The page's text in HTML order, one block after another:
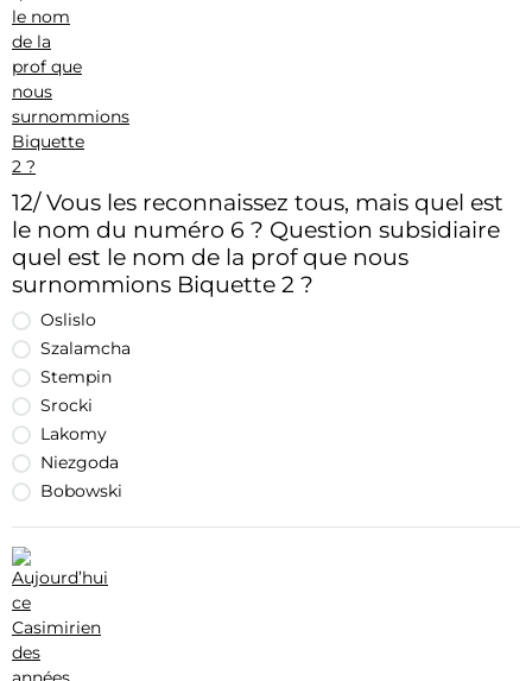
12/ Vous les reconnaissez tous, mais quel est
le nom du numéro 6 ? Question subsidiaire
quel est le nom de la prof que nous
surnommions Biquette 2 ?
Oslislo
Szalamcha
Stempin
Srocki
Lakomy
Niezgoda
Bobowski